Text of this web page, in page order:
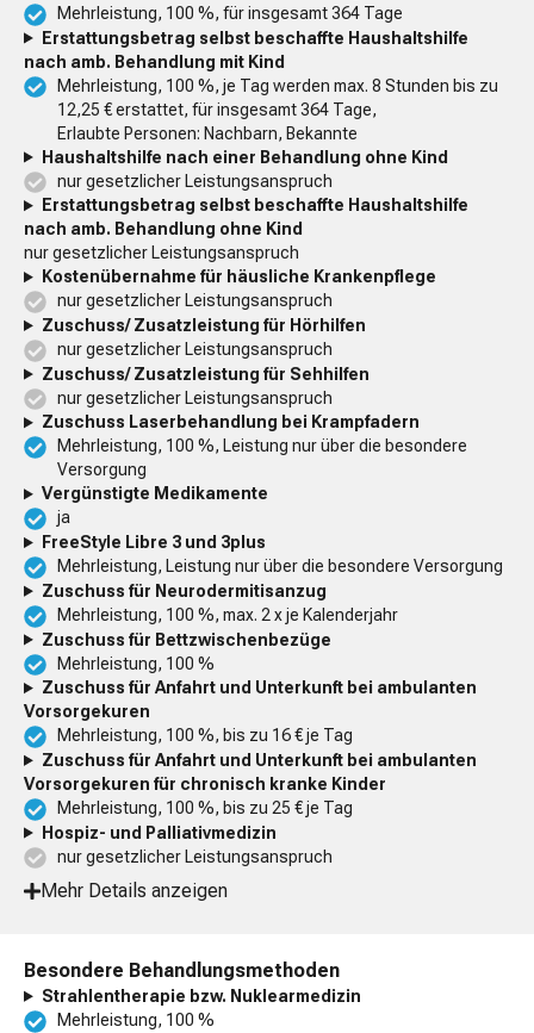
Mehrleistung, 100 %, für insgesamt 364 Tage
Erstattungsbetrag selbst beschaffte Haushaltshilfe
nach amb. Behandlung mit Kind
Mehrleistung, 100 %, je Tag werden max. 8 Stunden bis zu
12,25 € erstattet, für insgesamt 364 Tage,
Erlaubte Personen: Nachbarn, Bekannte
Haushaltshilfe nach einer Behandlung ohne Kind
nur gesetzlicher Leistungsanspruch
Erstattungsbetrag selbst beschaffte Haushaltshilfe
nach amb. Behandlung ohne Kind
nur gesetzlicher Leistungsanspruch
Kostenübernahme für häusliche Krankenpflege
nur gesetzlicher Leistungsanspruch
Zuschuss/ Zusatzleistung für Hörhilfen
nur gesetzlicher Leistungsanspruch
Zuschuss/ Zusatzleistung für Sehhilfen
nur gesetzlicher Leistungsanspruch
Zuschuss Laserbehandlung bei Krampfadern
Mehrleistung, 100 %, Leistung nur über die besondere
Versorgung
Vergünstigte Medikamente
ja
FreeStyle Libre 3 und 3plus
Mehrleistung, Leistung nur über die besondere Versorgung
Zuschuss für Neurodermitisanzug
Mehrleistung, 100 %, max. 2 x je Kalenderjahr
Zuschuss für Bettzwischenbezüge
Mehrleistung, 100 %
Zuschuss für Anfahrt und Unterkunft bei ambulanten
Vorsorgekuren
Mehrleistung, 100 %, bis zu 16 € je Tag
Zuschuss für Anfahrt und Unterkunft bei ambulanten
Vorsorgekuren für chronisch kranke Kinder
Mehrleistung, 100 %, bis zu 25 € je Tag
Hospiz- und Palliativmedizin
nur gesetzlicher Leistungsanspruch
Mehr Details anzeigen
Besondere Behandlungsmethoden
Strahlentherapie bzw. Nuklearmedizin
Mehrleistung, 100 %